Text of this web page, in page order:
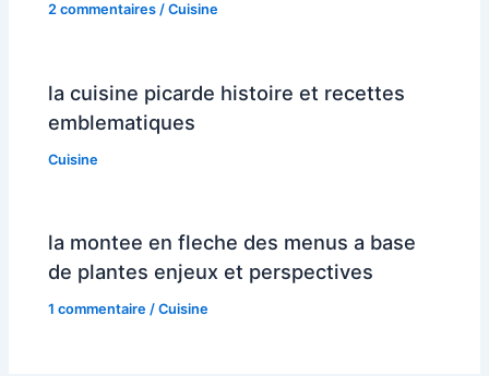
2 commentaires /Cuisine
la cuisine picarde histoire et recettes
emblematiques
Cuisine
la montee en fleche des menus a base
de plantes enjeux et perspectives
1 commentaire /Cuisine